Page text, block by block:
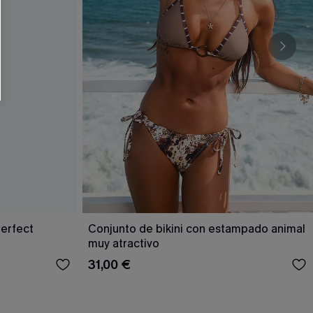
Conjunto de bikini con estampado animal
muy atractivo
31,00 €
formulario, usted acepta nuestros
, y además acepta recibir correos
de Cupshe en cualquier momento del
compra. Podemos utilizar la
y ofertas adaptados a su perfil.